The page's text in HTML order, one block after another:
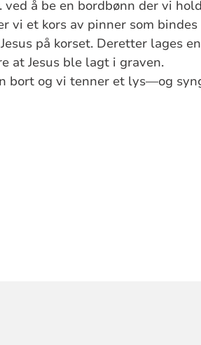
ved å be en bordbønn der vi
vi et kors av pinner som bindes
på korset. Deretter lages
at Jesus ble lagt i graven.
bort og vi tenner et lys—og